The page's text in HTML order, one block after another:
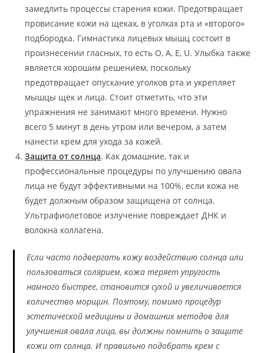
замедлить процессы старения кожи. Предотвращает
провисание кожи на щеках, в уголках рта и «второго»
подбородка. Гимнастика лицевых мышц состоит в
произнесении гласных, то есть O, A, E, U. Улыбка также
является хорошим решением, поскольку
предотвращает опускание уголков рта и укрепляет
мышцы щек и лица. Стоит отметить, что эти
упражнения не занимают много времени. Нужно
всего 5 минут в день утром или вечером, а затем
нанести крем для ухода за кожей.
Защита от солнца. Как домашние, так и
профессиональные процедуры по улучшению овала
лица не будут эффективными на 100%, если кожа не
будет должным образом защищена от солнца.
Ультрафиолетовое излучение повреждает ДНК и
волокна коллагена.
Если часто подвергать кожу воздействию солнца или
пользоваться солярием, кожа теряет упругость
намного быстрее, становится сухой и увеличивается
количество морщин. Поэтому, помимо процедур
эстетической медицины и домашних методов для
улучшения овала лица, вы должны помнить о защите
кожи от солнца. И правильно подобрать крем с